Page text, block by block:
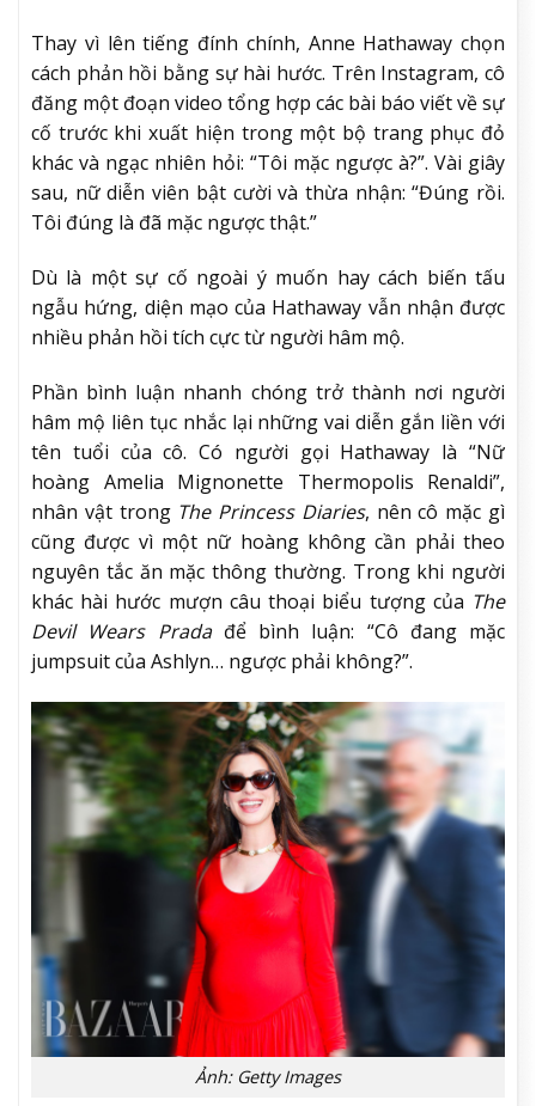
Thay vì lên tiếng đính chính, Anne Hathaway chọn
cách phản hồi bằng sự hài hước. Trên Instagram, cô
đăng một đoạn video tổng hợp các bài báo viết về sự
cố trước khi xuất hiện trong một bộ trang phục đỏ
khác và ngạc nhiên hỏi: “Tôi mặc ngược à?”. Vài giây
sau, nữ diễn viên bật cười và thừa nhận: “Đúng rồi.
Tôi đúng là đã mặc ngược thật.”
Dù là một sự cố ngoài ý muốn hay cách biến tấu
ngẫu hứng, diện mạo của Hathaway vẫn nhận được
nhiều phản hồi tích cực từ người hâm mộ.
Phần bình luận nhanh chóng trở thành nơi người
hâm mộ liên tục nhắc lại những vai diễn gắn liền với
tên tuổi của cô. Có người gọi Hathaway là “Nữ
hoàng Amelia Mignonette Thermopolis Renaldi”,
nhân vật trong The Princess Diaries, nên cô mặc gì
cũng được vì một nữ hoàng không cần phải theo
nguyên tắc ăn mặc thông thường. Trong khi người
khác hài hước mượn câu thoại biểu tượng của The
Devil Wears Pradađể bình luận: “Cô đang mặc
jumpsuit của Ashlyn… ngược phải không?”.
Ảnh: Getty Images